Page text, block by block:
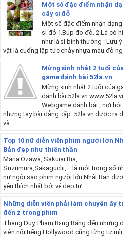
Một số đặc điểm nhận
cây si đỏ
Một số đặc điểm nhận dạng
si đỏ 1.Búp đo đỏ. 2.Lá có
như lá si bình thường : Lưu ý
vặt lá cuống lập tức chảy nhựa màu đỏ
Mừng sinh nhật 2 tuổi của
game đánh bài 52la.vn
Mừng sinh nhật 2 tuổi của
đánh bài 52la.vn
Webgame đánh bài , nơi hội
những tay bài đẳng cấp. 52la.vn được ra
và...
Top 10 nữ diễn viên phim người lớn
Bản đẹp như thiên thần
Maria Ozawa, Sakurai Ria,
Suzumura,Sakaguchi,... là một trong số
nữ ngôi sao phim người lớn Nhật Bản
yêu thích nhất bởi vẻ đẹp tự...
Những diễn viên phải làm chuyện ấy
đến z trong phim
Thang Duy, Phạm Băng Băng đến những
viên nổi tiếng Hollywood cũng từng tự